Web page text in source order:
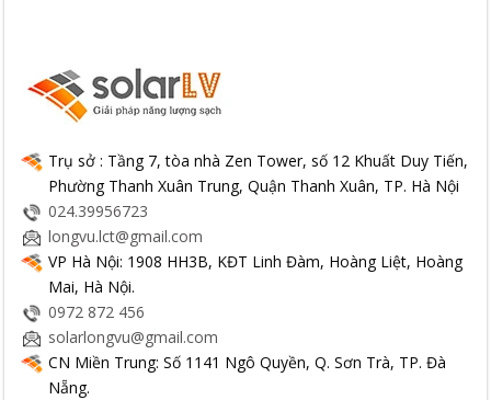
Trụ sở : Tầng 7, tòa nhà Zen Tower, số 12 Khuất Duy Tiến,
Phường Thanh Xuân Trung, Quận Thanh Xuân, TP. Hà Nội
024.39956723
longvu.lct@gmail.com
VP Hà Nội: 1908 HH3B, KĐT Linh Đàm, Hoàng Liệt, Hoàng
Mai, Hà Nội.
0972 872 456
solarlongvu@gmail.com
CN Miền Trung: Số 1141 Ngô Quyền, Q. Sơn Trà, TP. Đà
Nẵng.